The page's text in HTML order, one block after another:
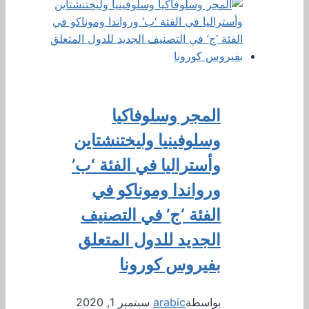
المجر وسلوفاكيا
وسلوفينيا وليختنشتاين
وأستراليا في الفئة ‘ب’
ورواندا وموناكو في
الفئة ‘ج’ في التصنيف
الجديد للدول المتعلق
بفيروس كورونا
بواسطةarabic سبتمبر 1, 2020